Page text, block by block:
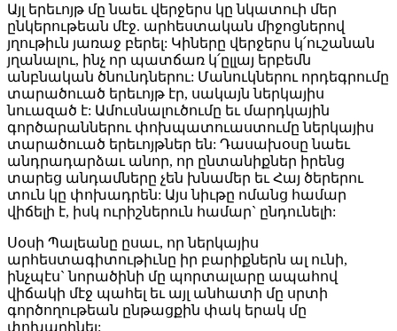
Այլ երեւոյթ մը նաեւ վերջերս կը նկատուի մեր
ընկերութեան մէջ. արհեստական միջոցներով
յղութիւն յառաջ բերել: Կիները վերջերս կ՛ուշանան
յղանալու, ինչ որ պատճառ կ՛ըլլայ երբեմն
անբնական ծնունդներու: Մանուկներու որդեգրումը
տարածուած երեւոյթ էր, սակայն ներկայիս
նուազած է: Ամուսնալուծումը եւ մարդկային
գործարաններու փոխպատուաստումը ներկայիս
տարածուած երեւոյթներ են: Դասախօսը նաեւ
անդրադարձաւ անոր, որ ընտանիքներ իրենց
տարեց անդամները չեն խնամեր եւ Հայ ծերերու
տուն կը փոխադրեն: Այս նիւթը ոմանց համար
վիճելի է, իսկ ուրիշներուն համար` ընդունելի:
Սօսի Պալեանը ըսաւ, որ ներկայիս
արհեստագիտութիւնը իր բարիքներն ալ ունի,
ինչպէս` նորածինի մը պորտալարը ապահով
վիճակի մէջ պահել եւ այլ անհատի մը սրտի
գործողութեան ընթացքին փակ երակ մը
փոխարինել: